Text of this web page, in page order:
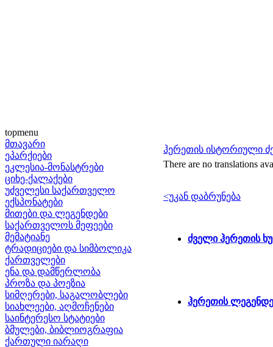
topmenu
მთავარი
ეპარქიები
ეკლესია-მონასტრები
ციხე-ქალაქები
უძველესი საქართველო
ექსპონატები
მითები და ლეგენდები
საქართველოს მეფეები
მემატიანე
ტრადიციები და სიმბოლიკა
ქართველები
ენა და დამწერლობა
პროზა და პოეზია
სიმღერები, საგალობლები
სიახლეები, აღმოჩენები
საინტერესო სტატიები
ბმულები, ბიბლიოგრაფია
ქართული იარაღი
ჰერეთის ისტორიული
There are no translations
<უკან დაბრუნება
ძველი ჰერეთის
ჰერეთის